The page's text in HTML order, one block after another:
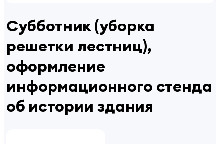
Субботник (уборка
решетки лестниц),
оформление
информационного стенда
об истории здания